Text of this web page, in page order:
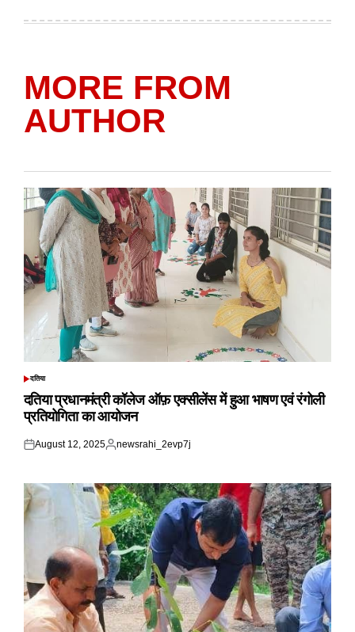
MORE FROM
AUTHOR
POSTED
दतिया
दतिया प्रधानमंत्री कॉलेज ऑफ़ एक्सीलेंस में हुआ भाषण एवं रंगोली
प्रतियोगिता का आयोजन
Posted
August 12, 2025
Posted
newsrahi_2evp7j